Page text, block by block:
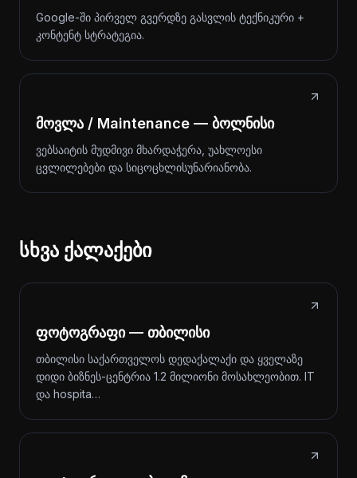
Google-ში პირველ გვერდზე გასვლის ტექნიკური +
კონტენტ სტრატეგია.
მოვლა / Maintenance — ბოლნისი
ვებსაიტის მუდმივი მხარდაჭერა, უახლოესი
ცვლილებები და სიცოცხლისუნარიანობა.
სხვა ქალაქები
ფოტოგრაფი — თბილისი
თბილისი საქართველოს დედაქალაქი და ყველაზე
დიდი ბიზნეს-ცენტრია 1.2 მილიონი მოსახლეობით. IT
და hospita…